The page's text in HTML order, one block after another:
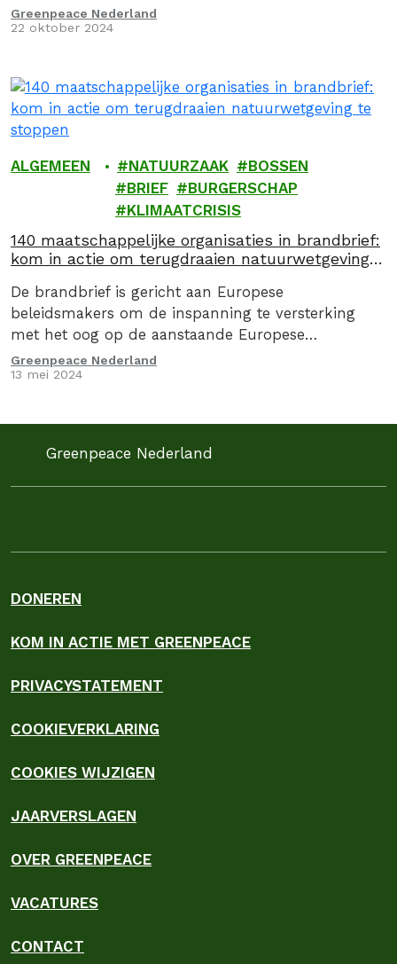
dat het minder moet vervuilen, zien we in de
praktijk te weinig actie. Daarom vragen we KLM om
toekomst.
Greenpeace Nederland
22 oktober 2024
ALGEMEEN NATUURZAAK
BOSSEN
BRIEF
BURGERSCHAP
KLIMAATCRISIS
140 maatschappelijke organisaties in brandbrief:
kom in actie om terugdraaien natuurwetgeving
De brandbrief is gericht aan Europese
beleidsmakers om de inspanning te versterking
met het oog op de aanstaande Europese
verkiezingen.
Greenpeace Nederland
13 mei 2024
Greenpeace Nederland
DONEREN
KOM IN ACTIE MET GREENPEACE
PRIVACYSTATEMENT
COOKIEVERKLARING
COOKIES WIJZIGEN
JAARVERSLAGEN
OVER GREENPEACE
VACATURES
CONTACT